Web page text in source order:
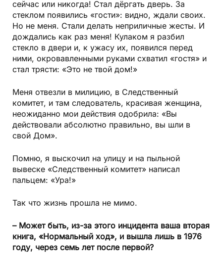
сейчас или никогда! Стал дёргать дверь. За
стеклом появились «гости»: видно, ждали своих.
Но не меня. Стали делать неприличные жесты. И
дождались как раз меня! Кулаком я разбил
стекло в двери и, к ужасу их, появился перед
ними, окровавленными руками схватил «гостя» и
стал трясти: «Это не твой дом!»
Меня отвезли в милицию, в Следственный
комитет, и там следователь, красивая женщина,
неожиданно мои действия одобрила: «Вы
действовали абсолютно правильно, вы шли в
свой Дом».
Помню, я выскочил на улицу и на пыльной
вывеске «Следственный комитет» написал
пальцем: «Ура!»
Так что жизнь прошла не мимо.
– Может быть, из-за этого инцидента ваша вторая
книга, «Нормальный ход», и вышла лишь в 1976
году, через семь лет после первой?